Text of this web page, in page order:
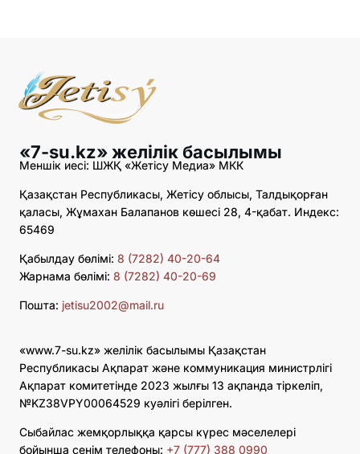
«7-su.kz» желілік басылымы
Меншік иесі: ШЖҚ «Жетісу Медиа» МКК
Қазақстан Республикасы, Жетісу облысы, Талдықорған
қаласы, Жұмахан Балапанов көшесі 28, 4-қабат. Индекс:
65469
Қабылдау бөлімі: 8 (7282) 40-20-64
Жарнама бөлімі: 8 (7282) 40-20-69
Пошта: jetisu2002@mail.ru
«www.7-su.kz» желілік басылымы Қазақстан
Республикасы Ақпарат және коммуникация министрлігі
Ақпарат комитетінде 2023 жылғы 13 ақпанда тіркеліп,
№KZ38VPY00064529 куәлігі берілген.
Сыбайлас жемқорлыққа қарсы күрес мәселелері
бойынша сенім телефоны: +7 (777) 388 0990